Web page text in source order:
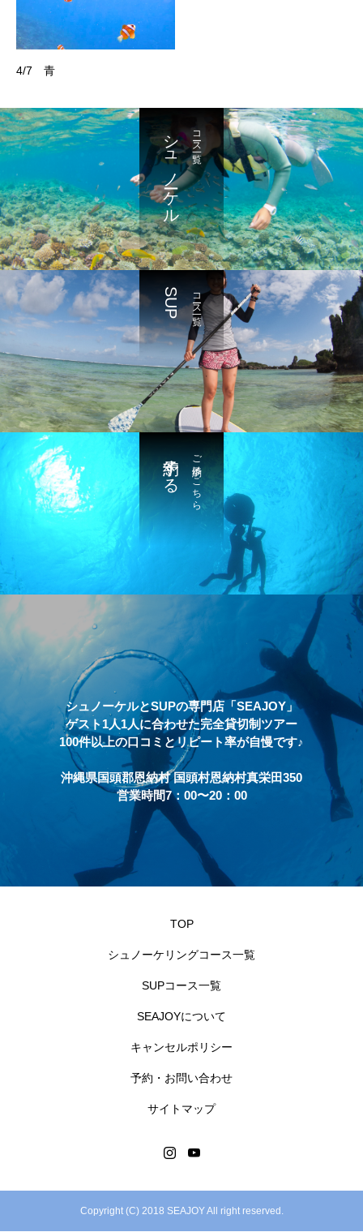
4/7 青
コース一覧
シュノーケル
コース一覧
SUP
ご予約はこちら
予約する
シュノーケルとSUPの専門店「SEAJOY」
ゲスト1人1人に合わせた完全貸切制ツアー
100件以上の口コミとリピート率が自慢です♪
沖縄県国頭郡恩納村 国頭村恩納村真栄田350
営業時間7：00〜20：00
TOP
シュノーケリングコース一覧
SUPコース一覧
SEAJOYについて
キャンセルポリシー
予約・お問い合わせ
サイトマップ
Copyright (C) 2018 SEAJOY All right reserved.